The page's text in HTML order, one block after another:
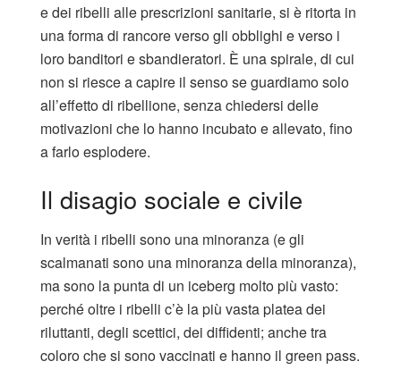
e dei ribelli alle prescrizioni sanitarie, si è ritorta in
una forma di rancore verso gli obblighi e verso i
loro banditori e sbandieratori. È una spirale, di cui
non si riesce a capire il senso se guardiamo solo
all’effetto di ribellione, senza chiedersi delle
motivazioni che lo hanno incubato e allevato, fino
a farlo esplodere.
Il disagio sociale e civile
In verità i ribelli sono una minoranza (e gli
scalmanati sono una minoranza della minoranza),
ma sono la punta di un iceberg molto più vasto:
perché oltre i ribelli c’è la più vasta platea dei
riluttanti, degli scettici, dei diffidenti; anche tra
coloro che si sono vaccinati e hanno il green pass.